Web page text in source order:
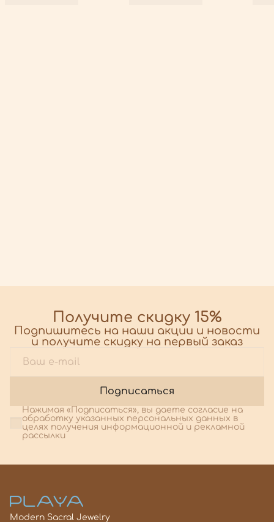
Получите скидку 15%
Подпишитесь на наши акции и новости
и получите скидку на первый заказ
Подписаться
Нажимая «Подписаться», вы даете согласие на
обработку указанных персональных данных в
целях получения информационной и рекламной
рассылки
Modern Sacral Jewelry